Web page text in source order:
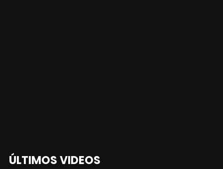
ÚLTIMOS VIDEOS